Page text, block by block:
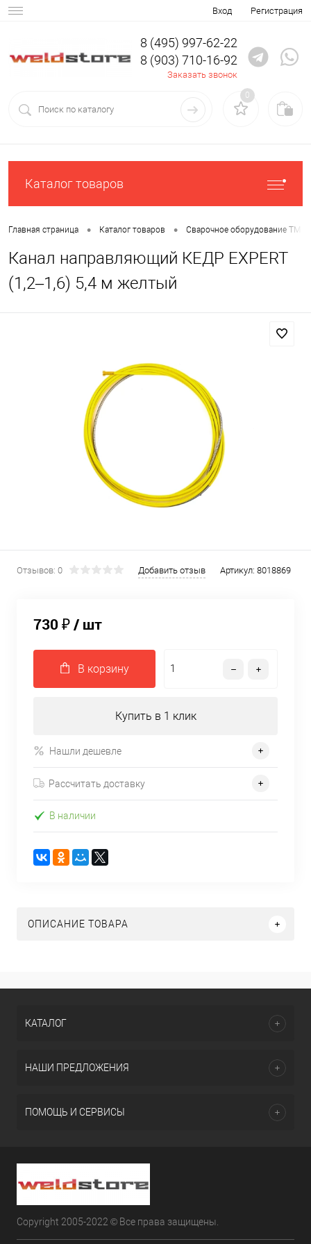
Вход Регистрация
8 (495) 997-62-22
8 (903) 710-16-92
Заказать звонок
0
Каталог товаров
Главная страница • Каталог товаров • Сварочное оборудование ТМ
Канал направляющий КЕДР EXPERT
(1,2–1,6) 5,4 м желтый
Отзывов: 0 Добавить отзыв Артикул: 8018869
730 ₽/ шт
В корзину
Купить в 1 клик
Нашли дешевле
Рассчитать доставку
В наличии
ОПИСАНИЕ ТОВАРА
КАТАЛОГ
НАШИ ПРЕДЛОЖЕНИЯ
ПОМОЩЬ И СЕРВИСЫ
Copyright 2005-2022 © Все права защищены.